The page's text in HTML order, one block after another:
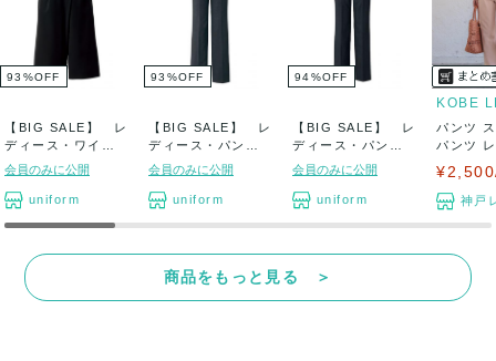
93 %OFF
【BIG SALE】 レ
ディース・ワイド
パンツ 新...
会員のみに公開
uniform
93 %OFF
【BIG SALE】 レ
ディース・パン
ツ 新品
会員のみに公開
uniform
94%OFF
【BIG SALE】 レ
ディース・パン
ツ 新品
会員のみに公開
uniform
パンツ
パンツ
神戸
商品をもっと見る ＞